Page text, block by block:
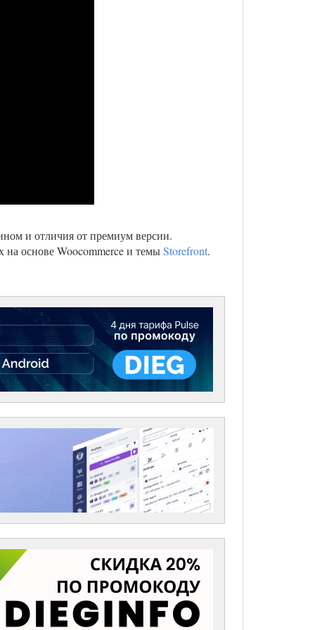
и отличия от премиум версии.
на основе Woocommerce и темыStorefront.